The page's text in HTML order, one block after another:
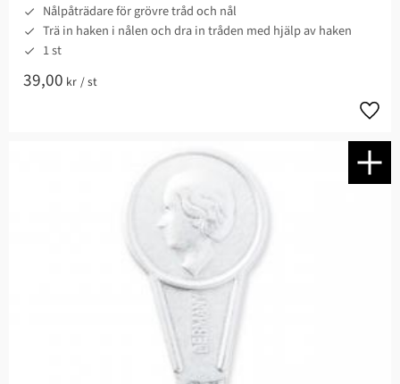
Nålpåträdare för grövre tråd och nål
Trä in haken i nålen och dra in tråden med hjälp av haken
1 st
39,00 kr /st